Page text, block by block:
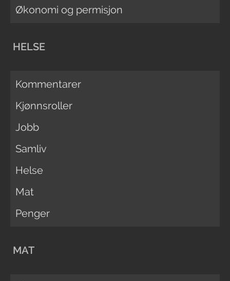
Økonomi og permisjon
HELSE
Kommentarer
Kjønnsroller
Jobb
Samliv
Helse
Mat
Penger
MAT